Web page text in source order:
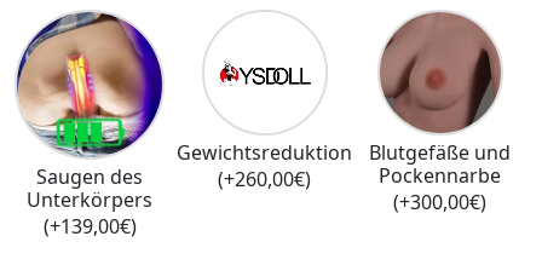
Saugen des
Unterkörpers
(+139,00€)
Gewichtsreduktion
(+260,00€)
Blutgefäße und
Pockennarbe
(+300,00€)